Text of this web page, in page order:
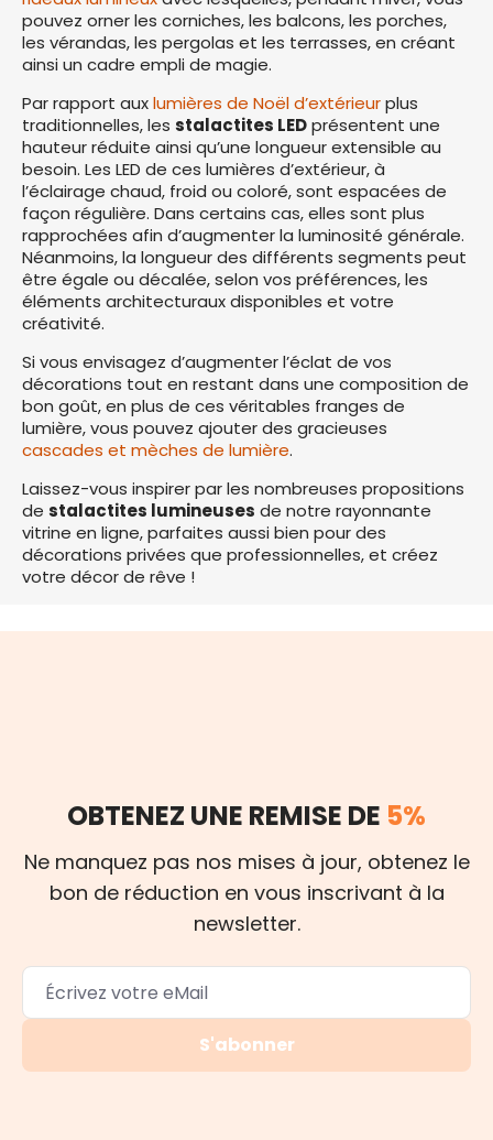
pouvez orner les corniches, les balcons, les porches,
les vérandas, les pergolas et les terrasses, en créant
ainsi un cadre empli de magie.
Par rapport auxlumières de Noël d’extérieurplus
traditionnelles, les stalactites LEDprésentent une
hauteur réduite ainsi qu’une longueur extensible au
besoin. Les LED de ces lumières d’extérieur, à
l’éclairage chaud, froid ou coloré, sont espacées de
façon régulière. Dans certains cas, elles sont plus
rapprochées afin d’augmenter la luminosité générale.
Néanmoins, la longueur des différents segments peut
être égale ou décalée, selon vos préférences, les
éléments architecturaux disponibles et votre
créativité.
Si vous envisagez d’augmenter l’éclat de vos
décorations tout en restant dans une composition de
bon goût, en plus de ces véritables franges de
lumière, vous pouvez ajouter des gracieuses
cascades et mèches de lumière.
Laissez-vous inspirer par les nombreuses propositions
de stalactites lumineuses de notre rayonnante
vitrine en ligne, parfaites aussi bien pour des
décorations privées que professionnelles, et créez
votre décor de rêve !
OBTENEZ UNE REMISE DE 5%
Ne manquez pas nos mises à jour, obtenez le
bon de réduction en vous inscrivant à la
newsletter.
S'abonner